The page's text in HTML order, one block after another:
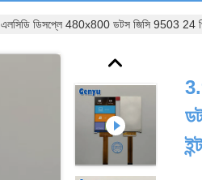
ডিসপ্লে 480x800 ডটস জিসি 9503 24